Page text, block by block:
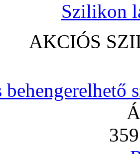
Szilikon
AKCIÓS